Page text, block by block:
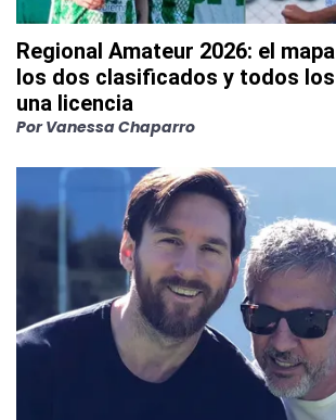
Regional Amateur 2026: el
los dos clasificados y todos
una licencia
Por Vanessa Chaparro